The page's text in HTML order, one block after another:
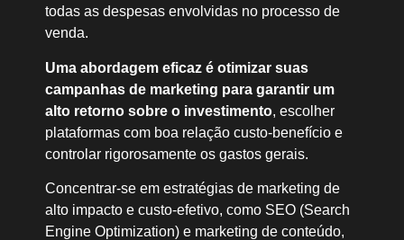
todas as despesas envolvidas no processo de
venda.
Uma abordagem eficaz é otimizar suas
campanhas de marketing para garantir um
alto retorno sobre o investimento, escolher
plataformas com boa relação custo-benefício e
controlar rigorosamente os gastos gerais.
Concentrar-se em estratégias de marketing de
alto impacto e custo-efetivo, como SEO (Search
Engine Optimization) e marketing de conteúdo,